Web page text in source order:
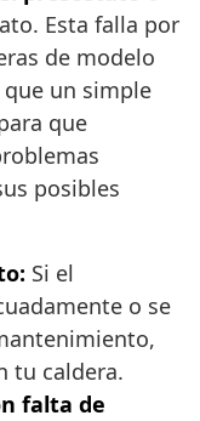
Esta falla por
de modelo
que un simple
que
posibles
Si el
o se
tu caldera.
falta de